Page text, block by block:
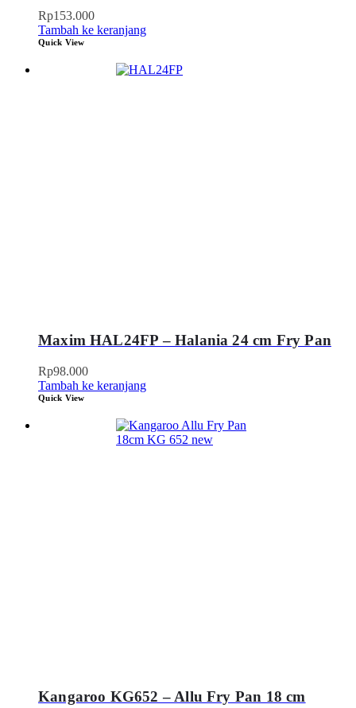
Rp153.000
Tambah ke keranjang
Quick View
Maxim HAL24FP – Halania 24 cm Fry Pan
Rp98.000
Tambah ke keranjang
Quick View
Kangaroo KG652 – Allu Fry Pan 18 cm